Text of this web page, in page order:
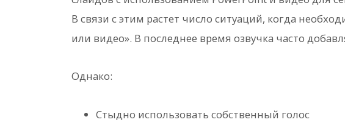
В связи с этим растет число ситуаций, когда
или видео». В последнее время озвучка часто
Однако:
Стыдно использовать собственный голос